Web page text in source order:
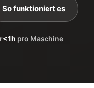
So funktioniert es
<1h pro Maschine